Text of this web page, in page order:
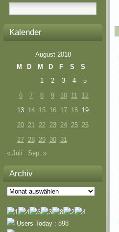
Kalender
August 2018
M
D M D F S
S
1
2 3 4
5
6
7 8 9 10 11
12
13 14 15 16 17 18
19
20 21 22 23 24 25 26
27 28 29 30
31
« Juli
Sep. »
Archiv
Archiv
Users Today : 898